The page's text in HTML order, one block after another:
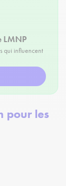
LMNP
qui influencent
pour les